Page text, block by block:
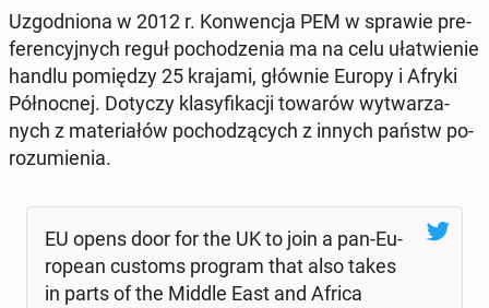
Uzgod­nio­na w 2012 r. Kon­wen­cja PEM w sprawie pre­
fe­ren­cyj­nych reguł po­cho­dze­nia ma na celu uła­twie­nie
handlu po­mię­dzy 25 krajami, głównie Europy i Afryki
Pół­noc­nej. Dotyczy kla­sy­fi­ka­cji towarów wy­twa­rza­
nych z ma­te­ria­łów po­cho­dzą­cych z innych państw po­
ro­zu­mie­nia.
EU opens door for the UK to join a pan-Eu­
ro­pe­an customs program that also takes
in parts of the Middle East and Africa